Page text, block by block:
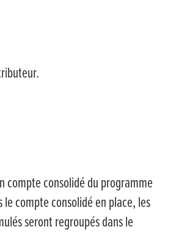
compte consolidé du programme
compte consolidé en place, les
seront regroupés dans le